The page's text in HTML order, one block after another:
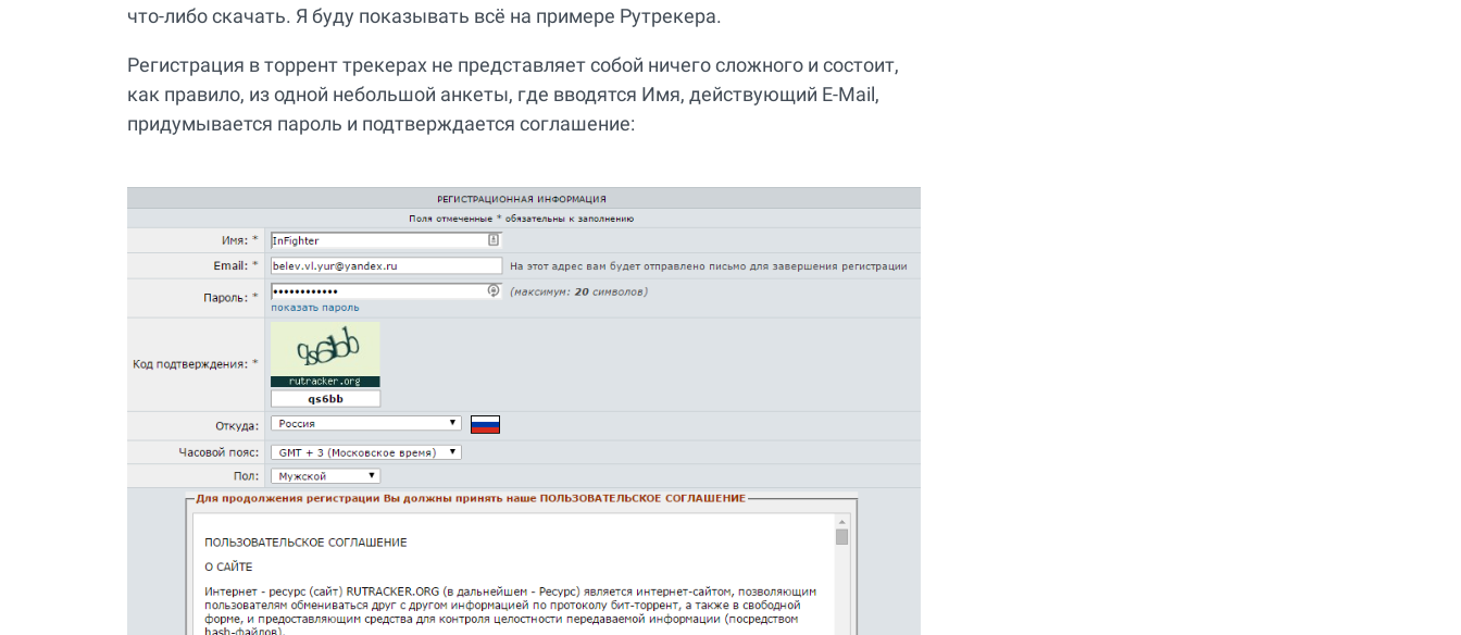
что-либо скачать. Я буду показывать всё на примере Рутрекера.
Регистрация в торрент трекерах не представляет собой ничего сложного и состоит,
как правило, из одной небольшой анкеты, где вводятся Имя, действующий E-Mail,
придумывается пароль и подтверждается соглашение: